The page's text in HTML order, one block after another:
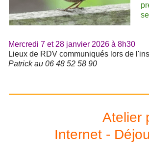
Mercredi 7 et 28 janvier 2026 à 8h30
Lieux de RDV communiqués lors de
Patrick au 06 48 52 58 90
Atelier
Internet -